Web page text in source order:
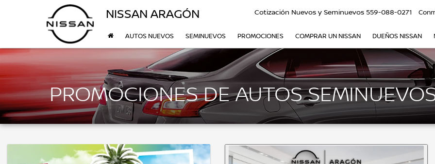
NISSAN ARAGÓN Cotización Nuevos y Seminuevos 559-088-0271
AUTOS NUEVOS SEMINUEVOS PROMOCIONES COMPRAR UN NISSAN DUEÑOS NISSAN
PROMOCIONES DE AUTOS